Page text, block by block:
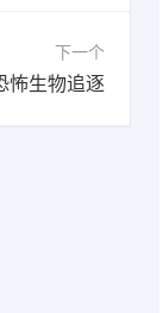
下一个
怖生物追逐